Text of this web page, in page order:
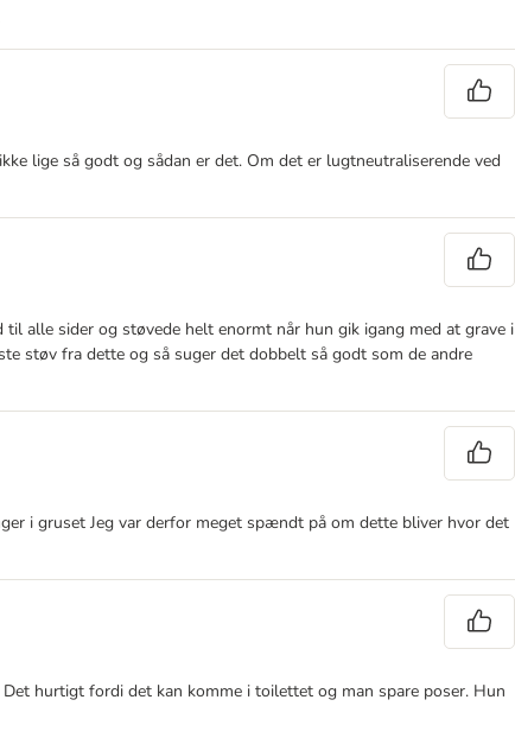
lige så godt og sådan er det. Om det er lugtneutraliserende ved
alle sider og støvede helt enormt når hun gik igang med at grave i
støv fra dette og så suger det dobbelt så godt som de andre
i gruset Jeg var derfor meget spændt på om dette bliver hvor det
hurtigt fordi det kan komme i toilettet og man spare poser. Hun